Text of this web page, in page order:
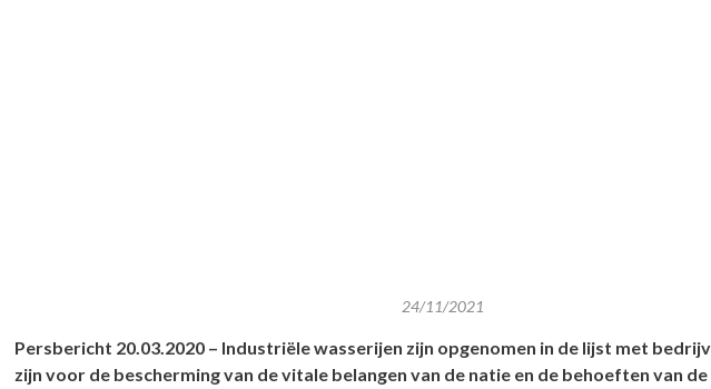
24/11/2021
Persbericht 20.03.2020 – Industriële wasserijen zijn opgenomen in de lijst met
zijn voor de bescherming van de vitale belangen van de natie en de behoeften van